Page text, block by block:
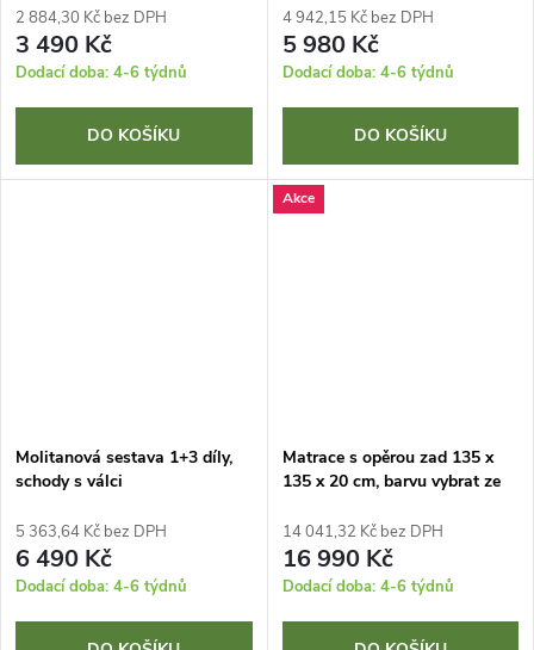
2 884,30 Kč bez DPH
3 490 Kč
Dodací doba: 4-6 týdnů
DO KOŠÍKU
4 942,15 Kč bez DPH
5 980 Kč
Dodací doba: 4-6 týdnů
DO KOŠÍKU
Molitanová sestava 1+3 díly,
schody s válci
5 363,64 Kč bez DPH
6 490 Kč
Dodací doba: 4-6 týdnů
Akce
Matrace s opěrou zad 135 x
135 x 20 cm, barvu vybrat ze
14 041,32 Kč bez DPH
16 990 Kč
Dodací doba: 4-6 týdnů